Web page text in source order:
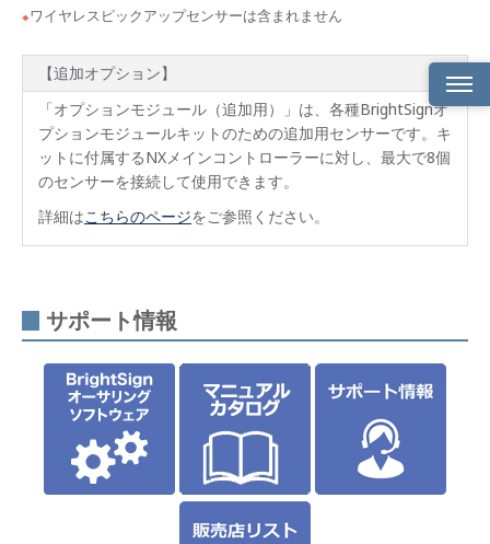
ワイヤレスピックアップセンサーは含まれません
【追加オプション】
「オプションモジュール（追加用）」は、各種BrightSignオ
プションモジュールキットのための追加用センサーです。キ
ットに付属するNXメインコントローラーに対し、最大で8個
のセンサーを接続して使用できます。
詳細はこちらのページをご参照ください。
サポート情報
製品
概要